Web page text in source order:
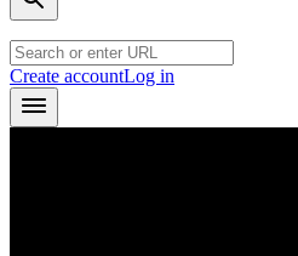
Create accountLog in